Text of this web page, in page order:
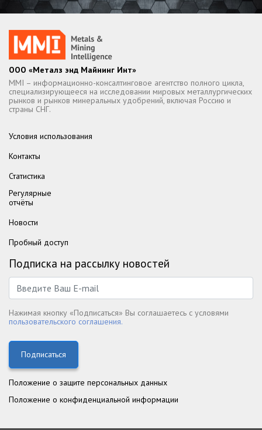
ООО «Металз энд Майнинг Инт»
MMI – информационно-консалтинговое агентство полного цикла,
специализирующееся на исследовании мировых металлургических
рынков и рынков минеральных удобрений, включая Россию и
страны СНГ.
Условия использования
Контакты
Статистика
Регулярные
отчёты
Новости
Пробный доступ
Подписка на рассылку новостей
Нажимая кнопку «Подписаться» Вы соглашаетесь с условями
пользовательского соглашения.
Подписаться
Положение о защите персональных данных
Положение о конфиденциальной информации